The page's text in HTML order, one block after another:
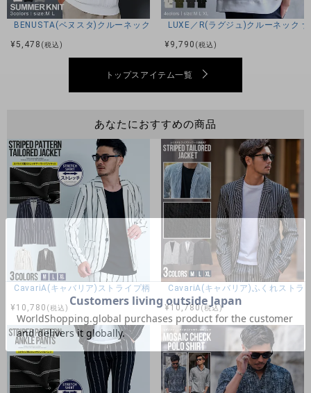
BENUSTA(ベヌスタ)クルーネック半袖ニット/3色
¥5,478 (税込)
LUXE／R(ラグジュ)クルーネック
¥9,790 (税込)
トップスアイテム一覧
あなたにおすすめの商品
CavariA(キャバリア)ストライプ柄長袖ストレッチテーラードジャケット/
¥ 10,780 (税込)
CavariA(キャバリア)ふくれストラ
¥10,780(税込)